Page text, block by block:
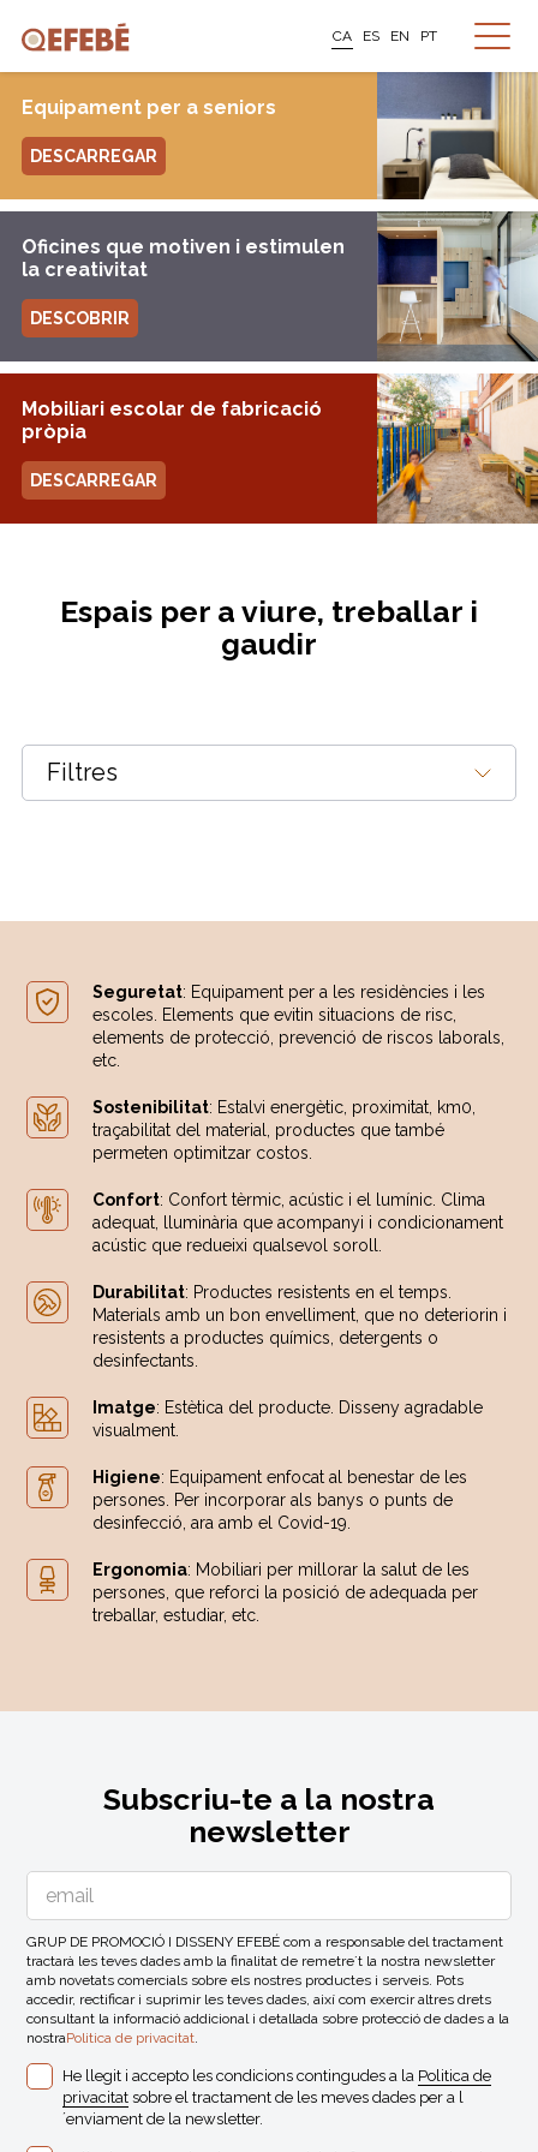
CA ES EN PT
Equipament per a seniors
DESCARREGAR
Oficines que motiven i estimulen
la creativitat
DESCOBRIR
Mobiliari escolar de fabricació
pròpia
DESCARREGAR
Espais per a viure, treballar i
gaudir
Filtres
Seguretat: Equipament per a les residències i les
escoles. Elements que evitin situacions de risc,
elements de protecció, prevenció de riscos laborals,
etc.
Sostenibilitat: Estalvi energètic, proximitat, km0,
traçabilitat del material, productes que també
permeten optimitzar costos.
Confort: Confort tèrmic, acústic i el lumínic. Clima
adequat, lluminària que acompanyi i condicionament
acústic que redueixi qualsevol soroll.
Durabilitat: Productes resistents en el temps.
Materials amb un bon envelliment, que no deteriorin i
resistents a productes químics, detergents o
desinfectants.
Imatge: Estètica del producte. Disseny agradable
visualment.
Higiene: Equipament enfocat al benestar de les
persones. Per incorporar als banys o punts de
desinfecció, ara amb el Covid-19.
Ergonomia: Mobiliari per millorar la salut de les
persones, que reforci la posició de adequada per
treballar, estudiar, etc.
Subscriu-te a la nostra
newsletter
GRUP DE PROMOCIÓ I DISSENY EFEBÉ com a responsable del tractament
tractarà les teves dades amb la finalitat de remetre´t la nostra newsletter
amb novetats comercials sobre els nostres productes i serveis. Pots
accedir, rectificar i suprimir les teves dades, així com exercir altres drets
consultant la informació addicional i detallada sobre protecció de dades a la
nostraPolitica de privacitat.
He llegit i accepto les condicions contingudes a la Politica de
privacitat sobre el tractament de les meves dades per a l
´enviament de la newsletter.